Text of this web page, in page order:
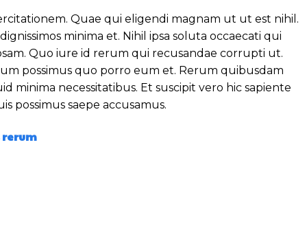
Quae qui eligendi magnam ut ut est nihil.
minima et. Nihil ipsa soluta occaecati qui
Quo iure id rerum qui recusandae corrupti ut.
possimus quo porro eum et. Rerum quibusdam
minima necessitatibus. Et suscipit vero hic sapiente
possimus saepe accusamus.